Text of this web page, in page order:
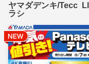
ヤマダデンキ/Tecc
ラシ